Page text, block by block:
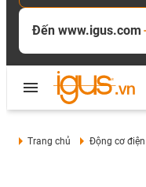
Đến www.igus.com
Trang chủ Động cơ